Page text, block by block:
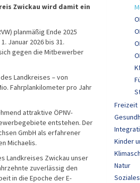
Zwickau wird damit ein
planmäßig Ende 2025
Januar 2026 bis 31.
gegen die Mitbewerber
Landkreises – von
Fahrplankilometer pro Jahr
attraktive ÖPNV-
entstehen. Der
GmbH als erfahrener
Michaelis.
Landkreises Zwickau unser
zuverlässig den
in die Epoche der E-
Freizeit
Kinder
Natur
Soziales